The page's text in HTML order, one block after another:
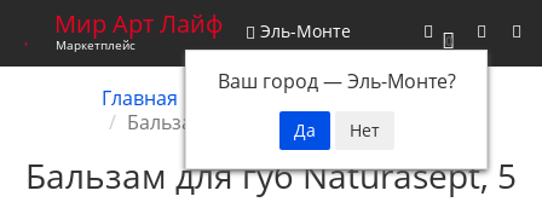
0
Мир Арт Лайф
Маркетплейс
Эль-Монте
Ваш город —Эль-Монте?
Главная Косметика
Бальзам для губ Naturasept, 5 мл
Бальзам для губ Naturasept, 5